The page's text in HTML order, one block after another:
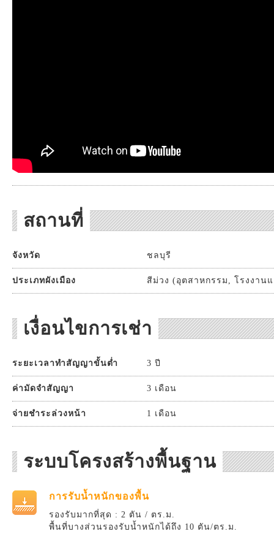
สถานที่
จังหวัด ชลบุรี
ประเภทผังเมือง สีม่วง (อุตสาหกรรม, โรงงาน
เงื่อนไขการเช่า
ระยะเวลาทำสัญญาขั้นต่ำ 3 ปี
ค่ามัดจำสัญญา 3 เดือน
จ่ายชำระล่วงหน้า 1 เดือน
ระบบโครงสร้างพื้นฐาน
การรับน้ำหนักของพื้น
รองรับมากที่สุด : 2 ตัน / ตร.ม.
พื้นที่บางส่วนรองรับน้ำหนักได้ถึง 10 ตัน/ตร.ม.